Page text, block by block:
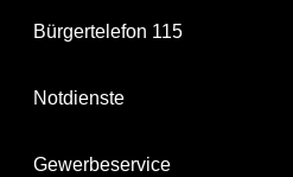
Bürgertelefon 115
Notdienste
Gewerbeservice